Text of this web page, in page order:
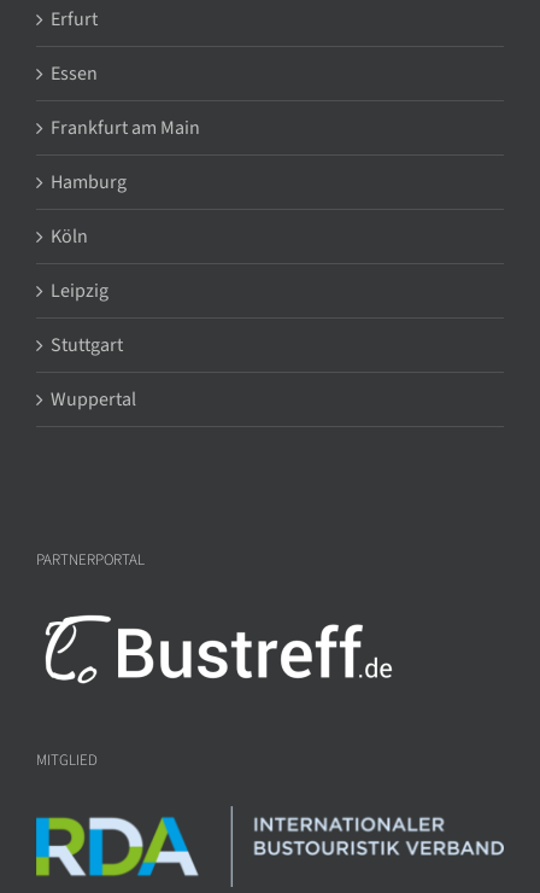
Erfurt
Essen
Frankfurt am Main
Hamburg
Köln
Leipzig
Stuttgart
Wuppertal
PARTNERPORTAL
MITGLIED